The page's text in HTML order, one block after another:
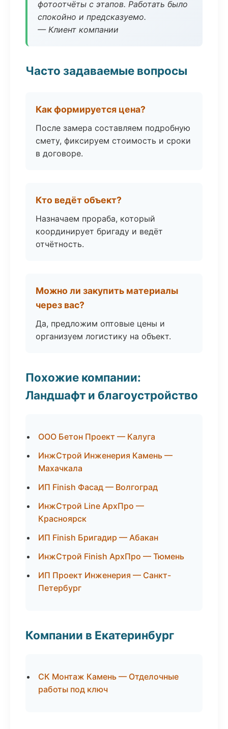
фотоотчёты с этапов. Работать было
спокойно и предсказуемо.
— Клиент компании
Часто задаваемые вопросы
Как формируется цена?
После замера составляем подробную
смету, фиксируем стоимость и сроки
в договоре.
Кто ведёт объект?
Назначаем прораба, который
координирует бригаду и ведёт
отчётность.
Можно ли закупить материалы
через вас?
Да, предложим оптовые цены и
организуем логистику на объект.
Похожие компании:
Ландшафт и благоустройство
ООО Бетон Проект — Калуга
ИнжСтрой Инженерия Камень —
Махачкала
ИП Finish Фасад — Волгоград
ИнжСтрой Line АрхПро —
Красноярск
ИП Finish Бригадир — Абакан
ИнжСтрой Finish АрхПро — Тюмень
ИП Проект Инженерия — Санкт-
Петербург
Компании в Екатеринбург
СК Монтаж Камень — Отделочные
работы под ключ